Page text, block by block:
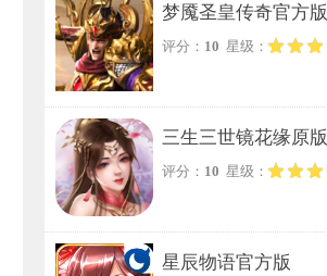
梦魇圣皇传奇官方版
评分： 10 星级：
三生三世镜花缘原版
评分： 10 星级：
星辰物语官方版